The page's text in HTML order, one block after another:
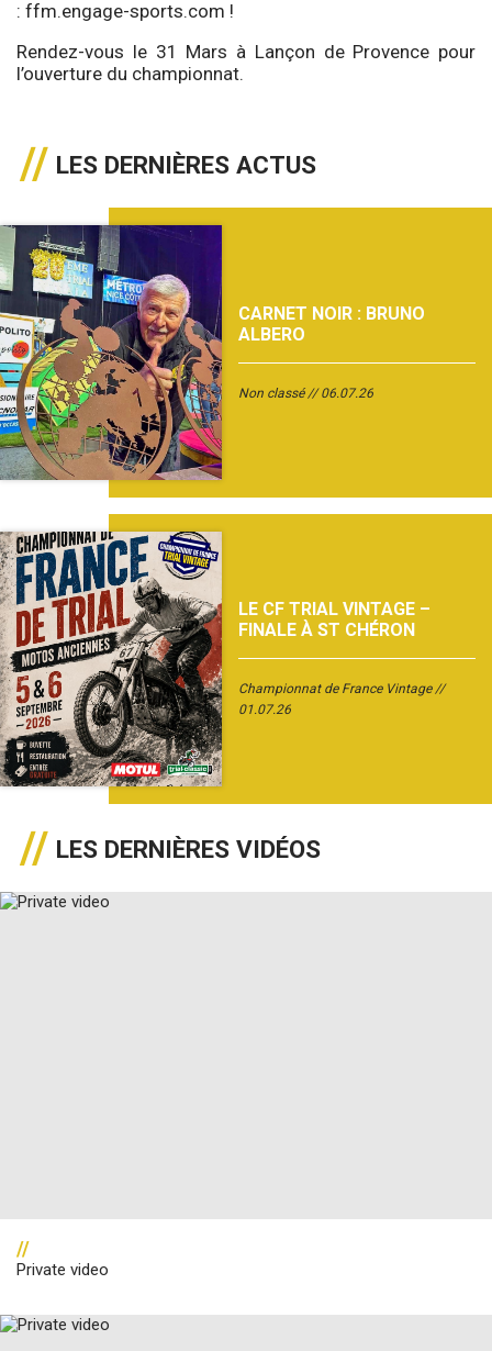
: ffm.engage-sports.com !
Rendez-vous le 31 Mars à Lançon de Provence pour
l’ouverture du championnat.
LES DERNIÈRES ACTUS
CARNET NOIR : BRUNO
ALBERO
Non classé 06.07.26
LE CF TRIAL VINTAGE –
FINALE À ST CHÉRON
Championnat de France Vintage
01.07.26
LES DERNIÈRES VIDÉOS
//
Private video